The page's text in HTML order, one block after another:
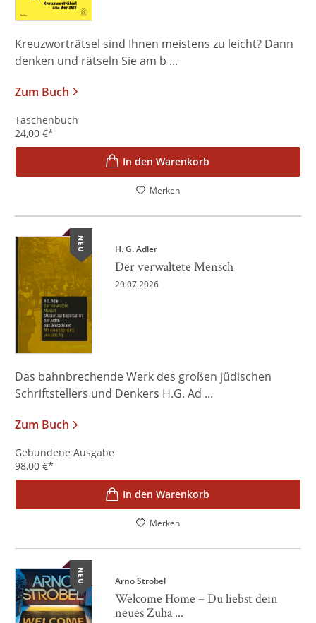
Kreuzworträtsel sind Ihnen meistens zu leicht? Dann
denken und rätseln Sie am b ...
Zum Buch
Taschenbuch
24,00 €*
In den Warenkorb
Merken
NEU H. G. Adler
Der verwaltete Mensch
29.07.2026
Das bahnbrechende Werk des großen jüdischen
Schriftstellers und Denkers H.G. Ad ...
Zum Buch
Gebundene Ausgabe
98,00 €*
In den Warenkorb
Merken
NEU Arno Strobel
Welcome Home – Du liebst dein
neues Zuha ...